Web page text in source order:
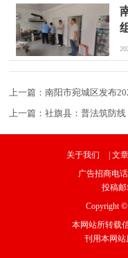
上一篇：南阳市宛城区发布
上一篇：社旗县：普法筑防
关于我们 | 文
广告招商电话
投稿邮
Copyright
本网站所转载
刊用本网站